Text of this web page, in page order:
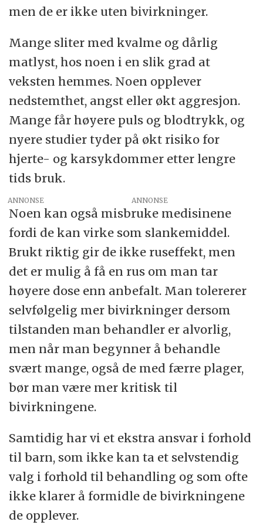
men de er ikke uten bivirkninger.
Mange sliter med kvalme og dårlig
matlyst, hos noen i en slik grad at
veksten hemmes. Noen opplever
nedstemthet, angst eller økt aggresjon.
Mange får høyere puls og blodtrykk, og
nyere studier tyder på økt risiko for
hjerte- og karsykdommer etter lengre
tids bruk.
ANNONSE
Noen kan også misbruke medisinene
fordi de kan virke som slankemiddel.
Brukt riktig gir de ikke ruseffekt, men
det er mulig å få en rus om man tar
høyere dose enn anbefalt. Man tolererer
selvfølgelig mer bivirkninger dersom
tilstanden man behandler er alvorlig,
men når man begynner å behandle
svært mange, også de med færre plager,
bør man være mer kritisk til
bivirkningene.
Samtidig har vi et ekstra ansvar i forhold
til barn, som ikke kan ta et selvstendig
valg i forhold til behandling og som ofte
ikke klarer å formidle de bivirkningene
de opplever.